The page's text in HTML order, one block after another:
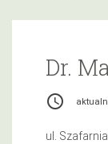
Dr.
access_time
ul.